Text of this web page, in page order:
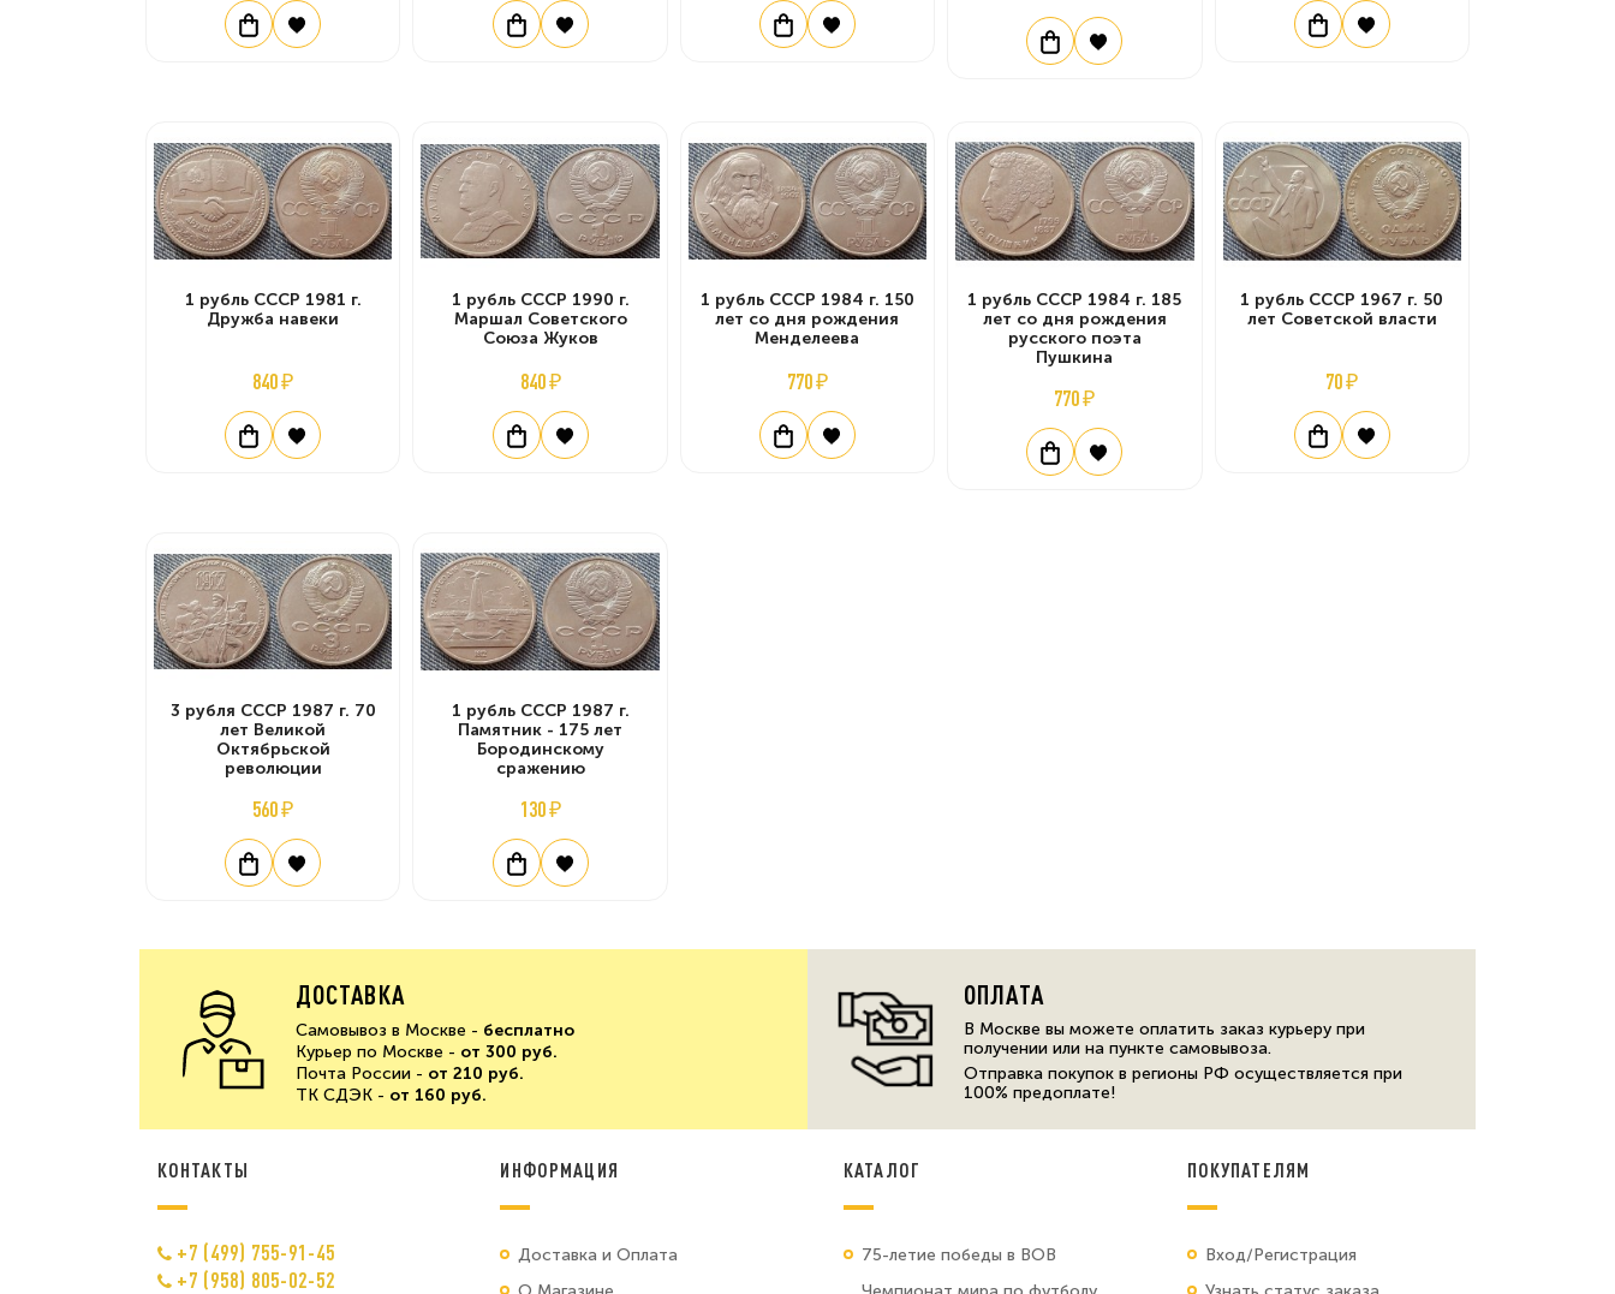
1 рубль СССР 1981 г.
Дружба навеки
840 ₽
1 рубль СССР 1990 г.
Маршал Советского
Союза Жуков
840 ₽
1 рубль СССР 1984 г. 150
лет со дня рождения
Менделеева
770 ₽
1 рубль СССР 1984 г. 185
лет со дня рождения
русского поэта
Пушкина
770 ₽
1 рубль СССР 1967 г. 50
лет Советской власти
70 ₽
3 рубля СССР 1987 г. 70
лет Великой
Октябрьской
революции
560 ₽
1 рубль СССР 1987 г.
Памятник - 175 лет
Бородинскому
сражению
130 ₽
ДОСТАВКА
Самовывоз в Москве - бесплатно
Курьер по Москве - от 300 руб.
Почта России - от 210 руб.
ТК СДЭК - от 160 руб.
ОПЛАТА
В Москве вы можете оплатить заказ курьеру при
получении или на пункте самовывоза.
Отправка покупок в регионы РФ осуществляется при
100% предоплате!
КОНТАКТЫ
+7 (499) 755-91-45
+7 (958) 805-02-52
ИНФОРМАЦИЯ
Доставка и Оплата
КАТАЛОГ
75-летие победы в ВОВ
ПОКУПАТЕЛЯМ
Вход/Регистрация